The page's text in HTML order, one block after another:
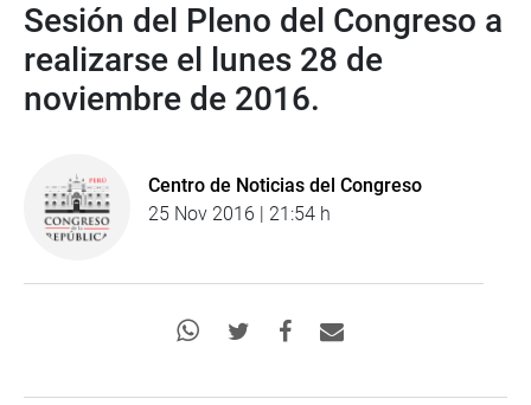
Sesión del Pleno del Congreso a
realizarse el lunes 28 de
noviembre de 2016.
Centro de Noticias del Congreso
25 Nov 2016 | 21:54 h